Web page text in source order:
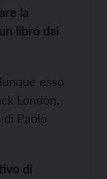
la
libro dai
esso
London.
Paolo
di